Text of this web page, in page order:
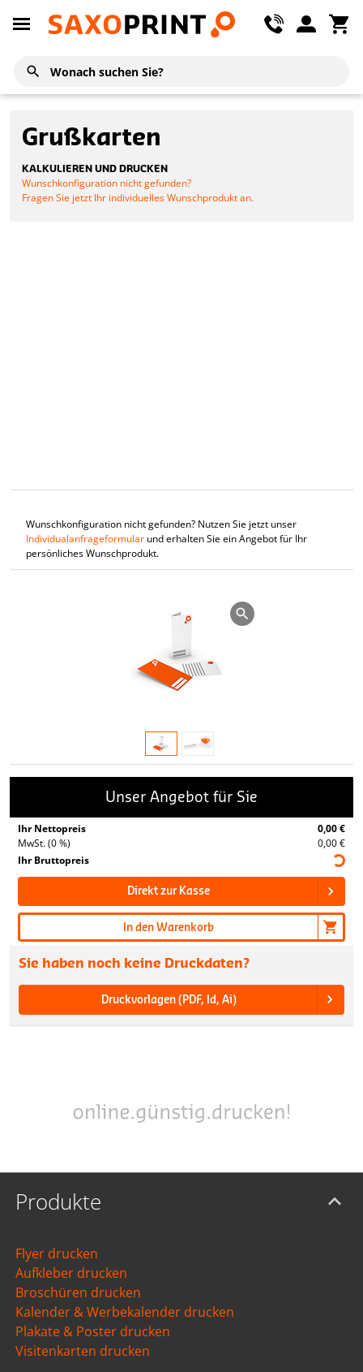
Grußkarten
KALKULIEREN UND DRUCKEN
Wunschkonfiguration nicht gefunden?
Fragen Sie jetzt Ihr individuelles Wunschprodukt an.
Wunschkonfiguration nicht gefunden? Nutzen Sie jetzt unser
Individualanfrageformular und erhalten Sie ein Angebot für Ihr
persönliches Wunschprodukt.
Unser Angebot für Sie
Ihr Nettopreis
0,00 €
MwSt. (0 %)
0,00 €
Ihr Bruttopreis
Direkt zur Kasse
In den Warenkorb
Sie haben noch keine Druckdaten?
Druckvorlagen (PDF, Id, Ai)
Produkte
Flyer drucken
Aufkleber drucken
Broschüren drucken
Kalender & Werbekalender drucken
Plakate & Poster drucken
Visitenkarten drucken